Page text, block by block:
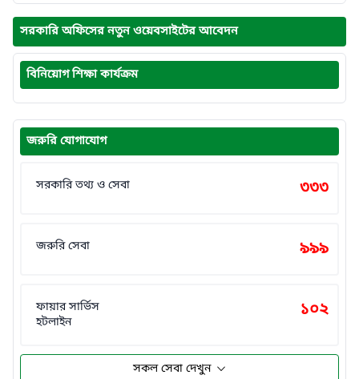
সরকারি অফিসের নতুন ওয়েবসাইটের আবেদন
বিনিয়োগ শিক্ষা কার্যক্রম
জরুরি যোগাযোগ
সরকারি তথ্য ও সেবা ৩৩৩
জরুরি সেবা ৯৯৯
ফায়ার সার্ভিস
হটলাইন
১০২
সকল সেবা দেখুন